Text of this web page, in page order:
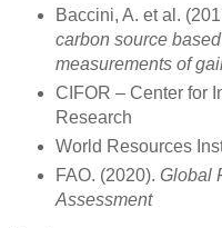
Baccini, A. et al.
carbon source
measurements of
CIFOR – Center for
Research
World Resources
FAO. (2020). Global
Assessment